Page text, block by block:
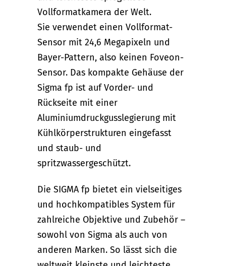
Vollformatkamera der Welt.
Sie verwendet einen Vollformat-
Sensor mit 24,6 Megapixeln und
Bayer-Pattern, also keinen Foveon-
Sensor. Das kompakte Gehäuse der
Sigma fp ist auf Vorder- und
Rückseite mit einer
Aluminiumdruckgusslegierung mit
Kühlkörperstrukturen eingefasst
und staub- und
spritzwassergeschützt.
Die SIGMA fp bietet ein vielseitiges
und hochkompatibles System für
zahlreiche Objektive und Zubehör –
sowohl von Sigma als auch von
anderen Marken. So lässt sich die